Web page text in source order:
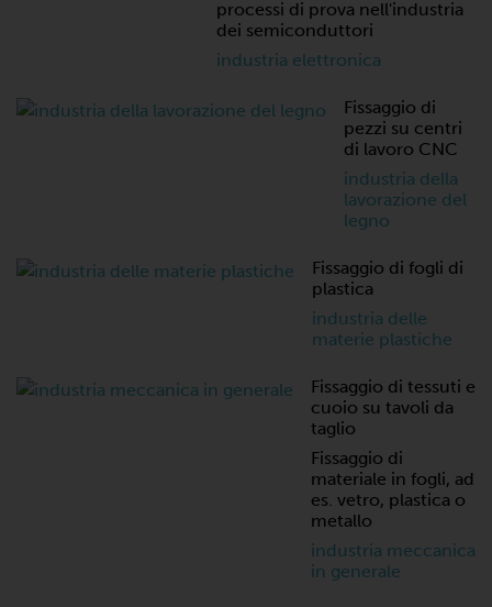
processi di prova nell'industria
dei semiconduttori
industria elettronica
Fissaggio di
pezzi su centri
di lavoro CNC
industria della
lavorazione del
legno
Fissaggio di fogli di
plastica
industria delle
materie plastiche
Fissaggio di tessuti e
cuoio su tavoli da
taglio
Fissaggio di
materiale in fogli, ad
es. vetro, plastica o
metallo
industria meccanica
in generale